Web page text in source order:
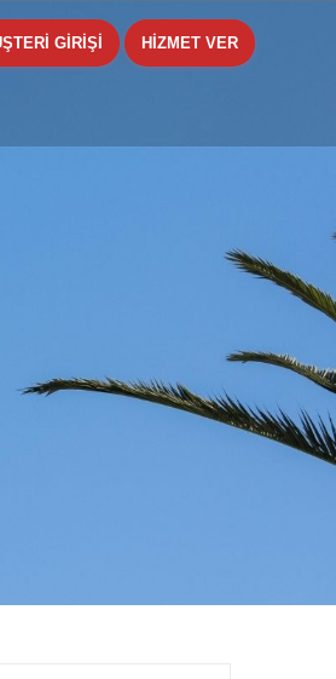
GİRİŞİ HİZMET VER